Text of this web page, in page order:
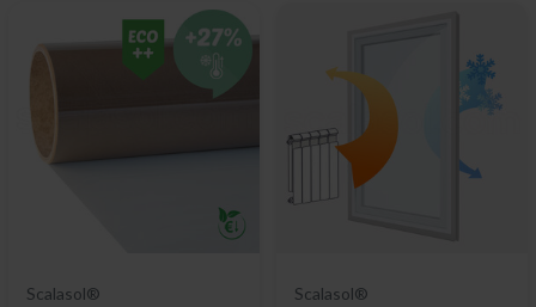
Scalasol® Scalasol®